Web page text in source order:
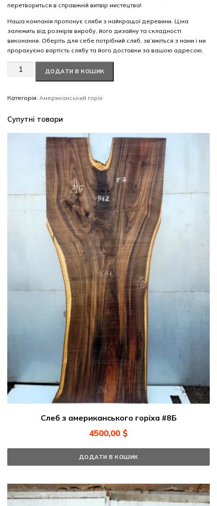
перетвориться в справжній витвір мистецтва!
Наша компанія пропонує сляби з найкращої деревини. Ціна
залежить від розмірів виробу, його дизайну та складності
виконання. Оберіть для себе потрібний сляб, зв’яжіться з нами і ми
прорахуємо вартість слябу та його доставки за вашою адресою.
Американський
кількість
ДОДАТИ В КОШИК
Категорія: Американський горіх
Супутні товари
Слеб з американського горіха #8Б
4500,00 $
ДОДАТИ В КОШИК